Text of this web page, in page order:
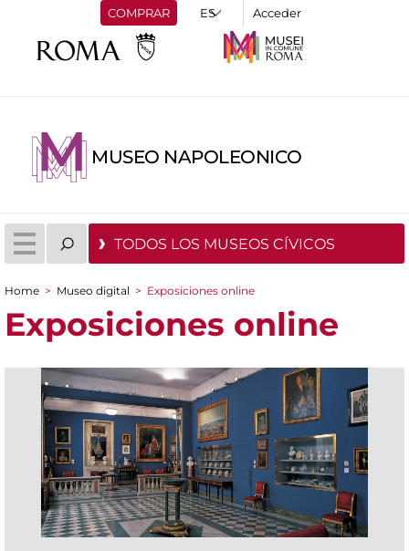
COMPRAR Acceder
MUSEO NAPOLEONICO
TODOS LOS MUSEOS CÍVICOS
You are here
Home > Museo digital > Exposiciones online
Exposiciones online